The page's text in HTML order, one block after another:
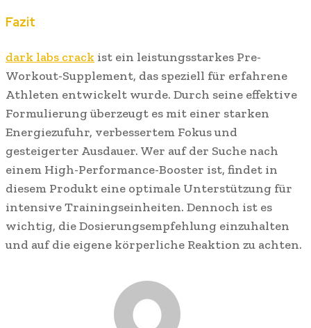
Fazit
dark labs crack ist ein leistungsstarkes Pre-
Workout-Supplement, das speziell für erfahrene
Athleten entwickelt wurde. Durch seine effektive
Formulierung überzeugt es mit einer starken
Energiezufuhr, verbessertem Fokus und
gesteigerter Ausdauer. Wer auf der Suche nach
einem High-Performance-Booster ist, findet in
diesem Produkt eine optimale Unterstützung für
intensive Trainingseinheiten. Dennoch ist es
wichtig, die Dosierungsempfehlung einzuhalten
und auf die eigene körperliche Reaktion zu achten.